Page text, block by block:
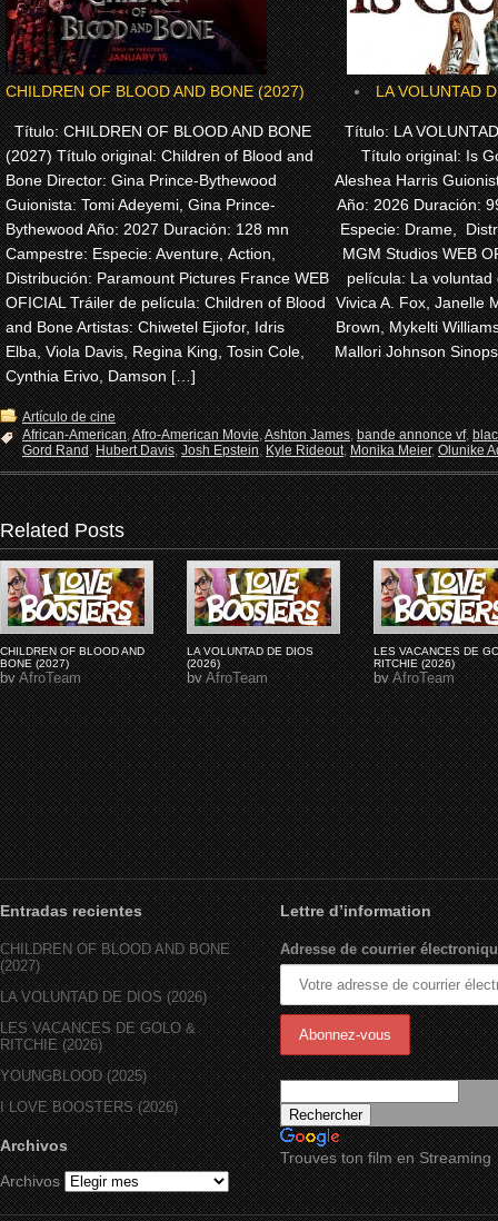
CHILDREN OF BLOOD AND BONE (2027)
Título: CHILDREN OF BLOOD AND BONE
(2027) Título original: Children of Blood and
Bone Director: Gina Prince-Bythewood
Guionista: Tomi Adeyemi, Gina Prince-
Bythewood Año: 2027 Duración: 128 mn
Campestre: Especie: Aventure, Action,
Distribución: Paramount Pictures France WEB
OFICIAL Tráiler de película: Children of Blood
and Bone Artistas: Chiwetel Ejiofor, Idris
Elba, Viola Davis, Regina King, Tosin Cole,
Cynthia Erivo, Damson […]
LA VOLUNTAD
Título: LA
Título original: Is
Aleshea Harris
Año: 2026 Duración:
Especie: Drame,
MGM Studios WEB
película: La voluntad
Vivica A. Fox, Janelle
Brown, Mykelti
Mallori Johnson
Artículo de cine
African-American,Afro-American Movie,Ashton James,bande annonce vf,
Gord Rand,Hubert Davis,Josh Epstein,Kyle Rideout,Monika Meier,Olunike
Related Posts
CHILDREN OF BLOOD AND
BONE (2027)
byAfroTeam
LA VOLUNTAD DE DIOS
(2026)
byAfroTeam
LES VACANCES DE
RITCHIE (2026)
byAfroTeam
Entradas recientes
CHILDREN OF BLOOD AND BONE
(2027)
LA VOLUNTAD DE DIOS (2026)
LES VACANCES DE GOLO &
RITCHIE (2026)
YOUNGBLOOD (2025)
I LOVE BOOSTERS (2026)
Archivos
Archivos
Lettre d’information
Adresse de courrier
Trouves ton film en Streaming